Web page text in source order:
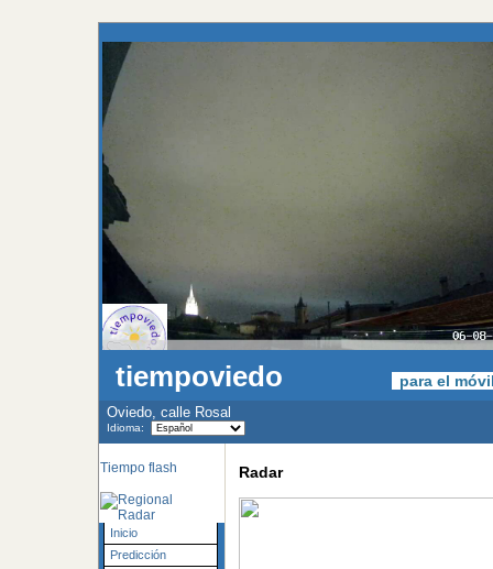
tiempoviedo para el
Oviedo, calle Rosal
Idioma:
Tiempo flash
Inicio
Predicción
Radar